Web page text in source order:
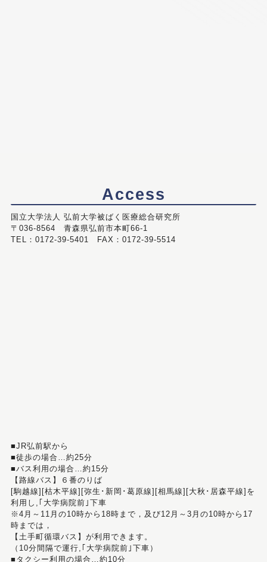
Access
国立大学法人 弘前大学被ばく医療総合研究所
〒036-8564 青森県弘前市本町66-1
TEL：0172-39-5401 FAX：0172-39-5514
■JR弘前駅から
■徒歩の場合…約25分
■バス利用の場合…約15分
【路線バス】６番のりば
[駒越線][枯木平線][弥生･新岡･葛原線][相馬線][大秋･居森平線]を
利用し,｢大学病院前｣下車
※4月～11月の10時から18時まで，及び12月～3月の10時から17
時までは，
【土手町循環バス】が利用できます。
（10分間隔で運行,｢大学病院前｣下車）
■タクシー利用の場合…約10分